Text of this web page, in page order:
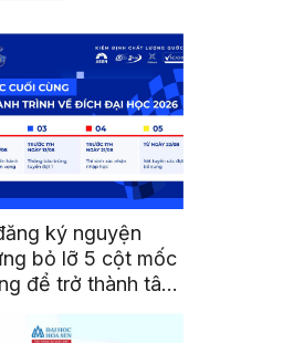
ký nguyện
bỏ lỡ 5 cột mốc
để trở thành tân